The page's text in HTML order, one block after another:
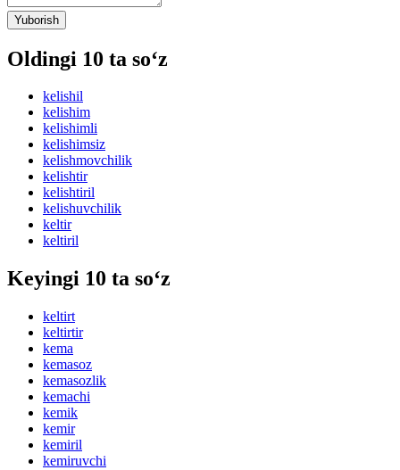
Yuborish
Oldingi 10 ta so‘z
kelishil
kelishim
kelishimli
kelishimsiz
kelishmovchilik
kelishtir
kelishtiril
kelishuvchilik
keltir
keltiril
Keyingi 10 ta so‘z
keltirt
keltirtir
kema
kemasoz
kemasozlik
kemachi
kemik
kemir
kemiril
kemiruvchi